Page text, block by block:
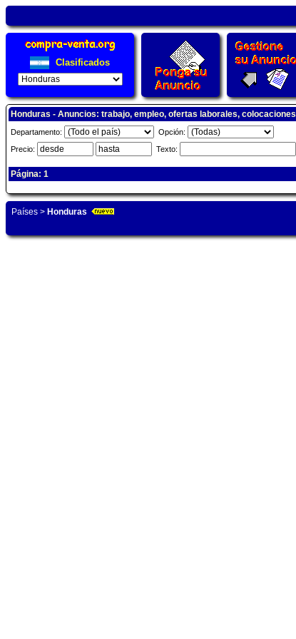
Clasificados
Honduras - Anuncios: trabajo, empleo, ofertas laborales, colocaciones
Departamento:
Opción:
Precio:
Texto:
Página: 1
Países > Honduras